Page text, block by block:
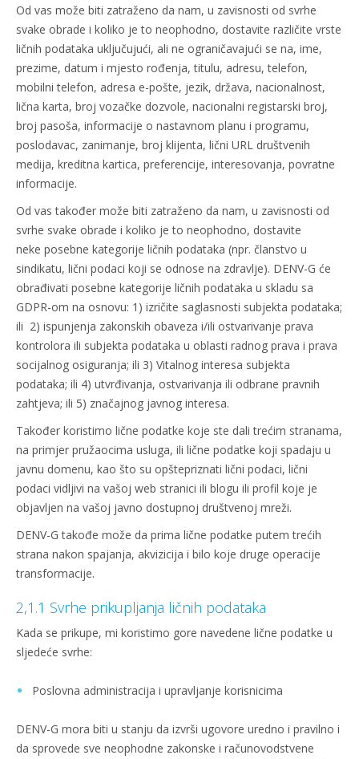
Od vas može biti zatraženo da nam, u zavisnosti od svrhe
svake obrade i koliko je to neophodno, dostavite različite vrste
ličnih podataka uključujući, ali ne ograničavajući se na, ime,
prezime, datum i mjesto rođenja, titulu, adresu, telefon,
mobilni telefon, adresa e-pošte, jezik, država, nacionalnost,
lična karta, broj vozačke dozvole, nacionalni registarski broj,
broj pasoša, informacije o nastavnom planu i programu,
poslodavac, zanimanje, broj klijenta, lični URL društvenih
medija, kreditna kartica, preferencije, interesovanja, povratne
informacije.
Od vas također može biti zatraženo da nam, u zavisnosti od
svrhe svake obrade i koliko je to neophodno, dostavite
neke posebne kategorije ličnih podataka (npr. članstvo u
sindikatu, lični podaci koji se odnose na zdravlje). DENV-G će
obrađivati posebne kategorije ličnih podataka u skladu sa
GDPR-om na osnovu: 1) izričite saglasnosti subjekta podataka;
ili 2) ispunjenja zakonskih obaveza i/ili ostvarivanje prava
kontrolora ili subjekta podataka u oblasti radnog prava i prava
socijalnog osiguranja; ili 3) Vitalnog interesa subjekta
podataka; ili 4) utvrđivanja, ostvarivanja ili odbrane pravnih
zahtjeva; ili 5) značajnog javnog interesa.
Također koristimo lične podatke koje ste dali trećim stranama,
na primjer pružaocima usluga, ili lične podatke koji spadaju u
javnu domenu, kao što su opštepriznati lični podaci, lični
podaci vidljivi na vašoj web stranici ili blogu ili profil koje je
objavljen na vašoj javno dostupnoj društvenoj mreži.
DENV-G takođe može da prima lične podatke putem trećih
strana nakon spajanja, akvizicija i bilo koje druge operacije
transformacije.
2,1.1 Svrhe prikupljanja ličnih podataka
Kada se prikupe, mi koristimo gore navedene lične podatke u
sljedeće svrhe:
Poslovna administracija i upravljanje korisnicima
DENV-G mora biti u stanju da izvrši ugovore uredno i pravilno i
da sprovede sve neophodne zakonske i računovodstvene